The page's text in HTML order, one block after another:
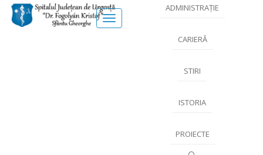
Meniu
ADMINISTRAȚIE
CARIERĂ
STIRI
ISTORIA
PROIECTE